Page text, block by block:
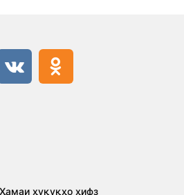
ҳуқуқҳо ҳифз